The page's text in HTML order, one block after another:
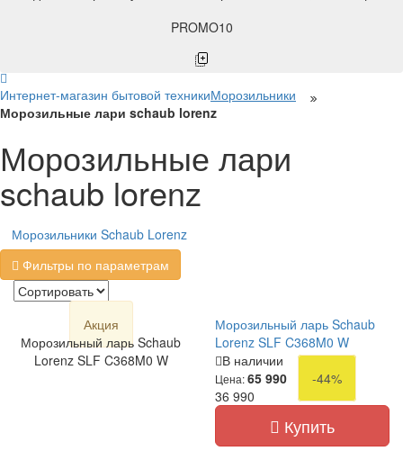
PROMO10
Интернет-магазин бытовой техникиМорозильники
Морозильные лари schaub lorenz
Морозильные лари
schaub lorenz
Морозильники Schaub Lorenz
Фильтры по параметрам
Акция
Морозильный ларь Schaub
Lorenz SLF C368M0 W
Морозильный ларь Schaub
Lorenz SLF C368M0 W
В наличии
Цена:65 990
-44%
36 990
Купить